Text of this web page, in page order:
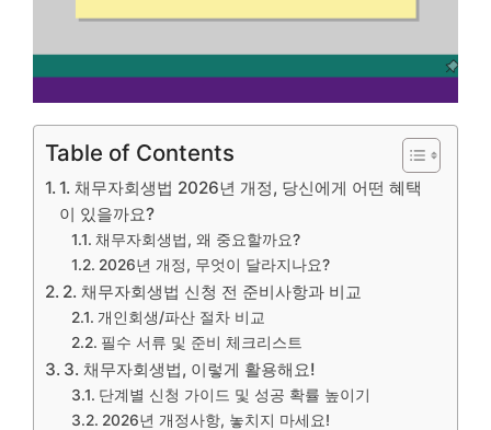
Table of Contents
1. 채무자회생법 2026년 개정, 당신에게 어떤 혜택
이 있을까요?
채무자회생법, 왜 중요할까요?
2026년 개정, 무엇이 달라지나요?
2. 채무자회생법 신청 전 준비사항과 비교
개인회생/파산 절차 비교
필수 서류 및 준비 체크리스트
3. 채무자회생법, 이렇게 활용해요!
단계별 신청 가이드 및 성공 확률 높이기
2026년 개정사항, 놓치지 마세요!